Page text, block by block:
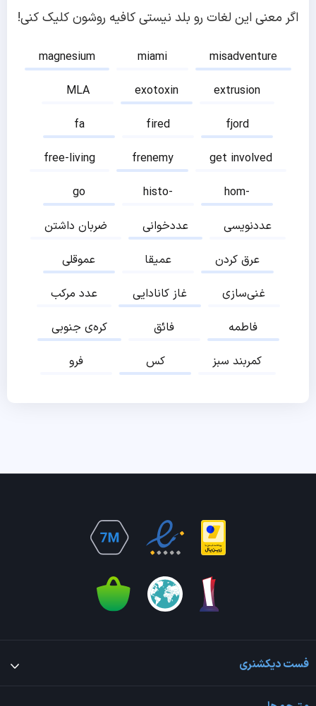
اگر معنی این لغات رو بلد نیستی کافیه روشون کلیک کنی!
magnesium miami
misadventure
MLA
exotoxin
extrusion
fa
fired
fjord
free-living
frenemy
get involved
go
histo-
hom-
ضربان داشتن
عددخوانی
عددنویسی
عموقلی
عمیقا
عرق کردن
عدد مرکب
غاز کانادایی
غنی‌سازی
کره‌ی جنوبی
فائق
فاطمه
فرو
کس کمربند سبز
فست دیکشنری